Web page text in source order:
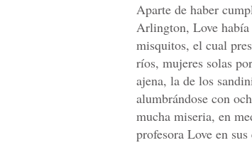
Aparte de haber
Arlington, Love
misquitos, el cual
ríos, mujeres solas
ajena, la de los
alumbrándose con
mucha miseria, en
profesora Love en sus